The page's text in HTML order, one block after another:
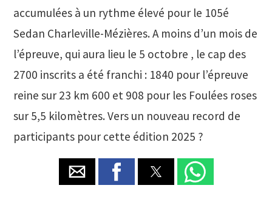
accumulées à un rythme élevé pour le 105é
Sedan Charleville-Mézières. A moins d’un mois de
l’épreuve, qui aura lieu le 5 octobre , le cap des
2700 inscrits a été franchi : 1840 pour l’épreuve
reine sur 23 km 600 et 908 pour les Foulées roses
sur 5,5 kilomètres. Vers un nouveau record de
participants pour cette édition 2025 ?